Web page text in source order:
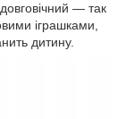
— так
іграшками,
дитину.